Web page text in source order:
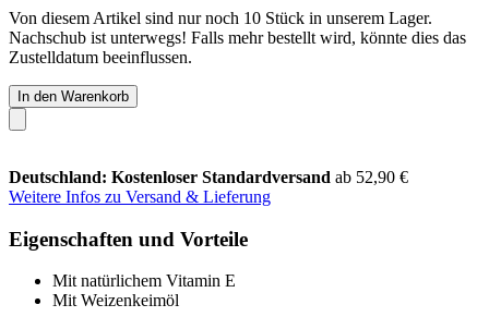
Von diesem Artikel sind nur noch 10 Stück in unserem Lager.
Nachschub ist unterwegs! Falls mehr bestellt wird, könnte dies das
Zustelldatum beeinflussen.
In den Warenkorb
Deutschland: Kostenloser Standardversand ab 52,90 €
Weitere Infos zu Versand & Lieferung
Eigenschaften und Vorteile
Mit natürlichem Vitamin E
Mit Weizenkeimöl